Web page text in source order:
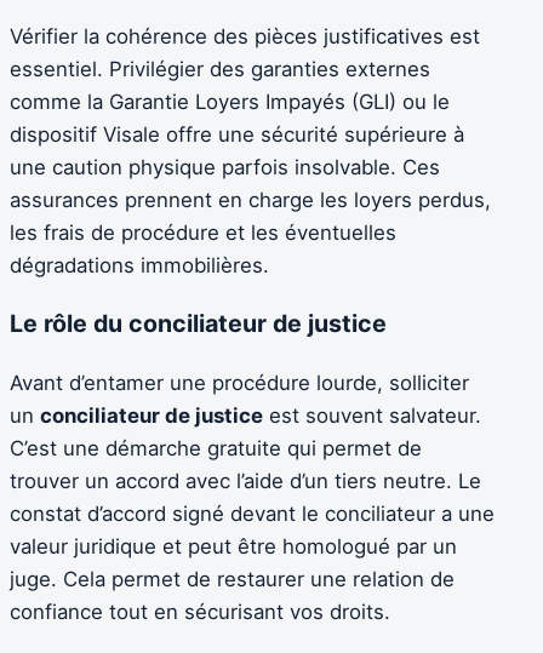
Vérifier la cohérence des pièces justificatives est
essentiel. Privilégier des garanties externes
comme la Garantie Loyers Impayés (GLI) ou le
dispositif Visale offre une sécurité supérieure à
une caution physique parfois insolvable. Ces
assurances prennent en charge les loyers perdus,
les frais de procédure et les éventuelles
dégradations immobilières.
Le rôle du conciliateur de justice
Avant d’entamer une procédure lourde, solliciter
un conciliateur de justice est souvent salvateur.
C’est une démarche gratuite qui permet de
trouver un accord avec l’aide d’un tiers neutre. Le
constat d’accord signé devant le conciliateur a une
valeur juridique et peut être homologué par un
juge. Cela permet de restaurer une relation de
confiance tout en sécurisant vos droits.